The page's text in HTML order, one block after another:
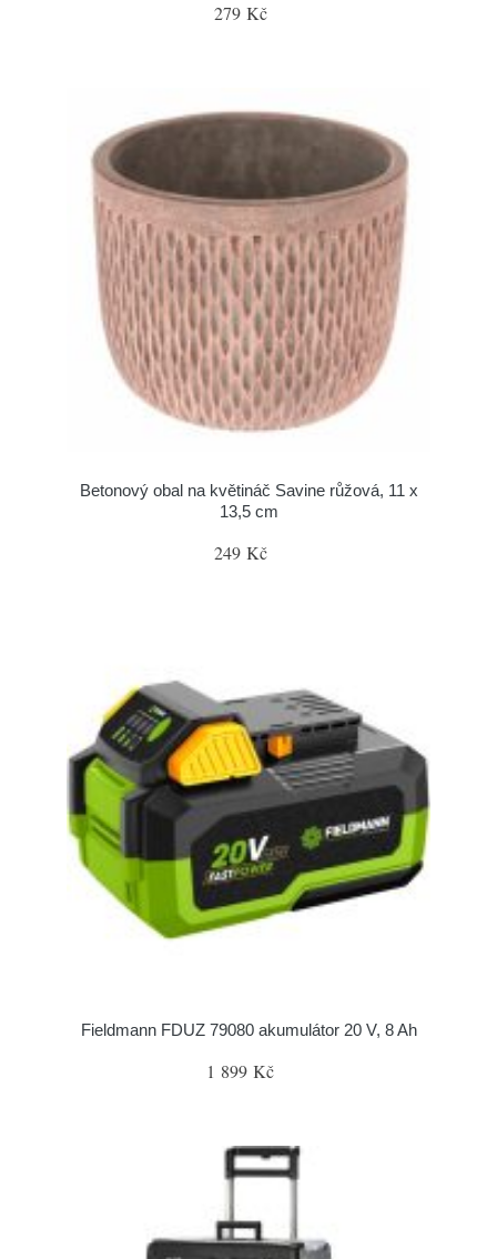
279 Kč
Betonový obal na květináč Savine růžová, 11 x
13,5 cm
249 Kč
Fieldmann FDUZ 79080 akumulátor 20 V, 8 Ah
1 899 Kč